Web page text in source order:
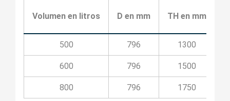
Volumen en litros D en mm TH en mm
500 796 1300
600 796 1500
800 796 1750